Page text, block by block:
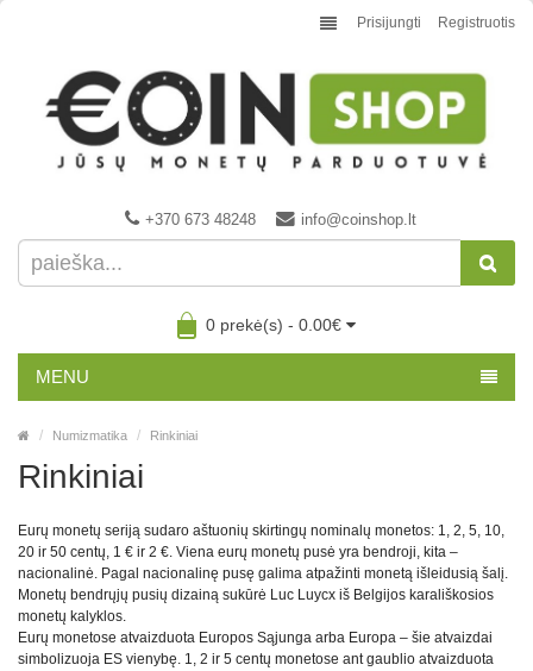
Prisijungti Registruotis
+370 673 48248 info@coinshop.lt
0 prekė(s) - 0.00€
MENU
Numizmatika Rinkiniai
Rinkiniai
Eurų monetų seriją sudaro aštuonių skirtingų nominalų monetos: 1, 2, 5, 10,
20 ir 50 centų, 1 € ir 2 €. Viena eurų monetų pusė yra bendroji, kita –
nacionalinė. Pagal nacionalinę pusę galima atpažinti monetą išleidusią šalį.
Monetų bendrųjų pusių dizainą sukūrė Luc Luycx iš Belgijos karališkosios
monetų kalyklos.
Eurų monetose atvaizduota Europos Sąjunga arba Europa – šie atvaizdai
simbolizuoja ES vienybę. 1, 2 ir 5 centų monetose ant gaublio atvaizduota